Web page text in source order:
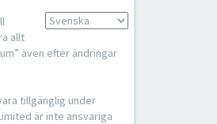
Språk:
allt
även efter ändringar
tillgänglig under
är inte ansvariga